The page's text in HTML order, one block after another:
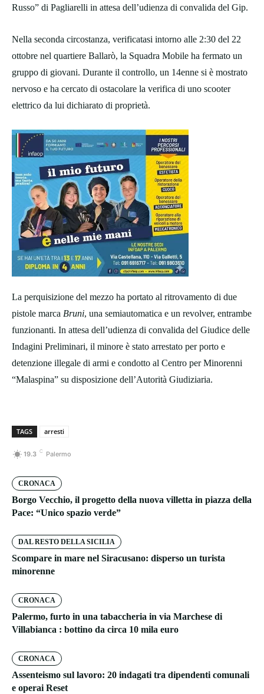
Russo” di Pagliarelli in attesa dell’udienza di convalida del Gip.
Nella seconda circostanza, verificatasi intorno alle 2:30 del 22
ottobre nel quartiere Ballarò, la Squadra Mobile ha fermato un
gruppo di giovani. Durante il controllo, un 14enne si è mostrato
nervoso e ha cercato di ostacolare la verifica di uno scooter
elettrico da lui dichiarato di proprietà.
La perquisizione del mezzo ha portato al ritrovamento di due
pistole marca Bruni, una semiautomatica e un revolver, entrambe
funzionanti. In attesa dell’udienza di convalida del Giudice delle
Indagini Preliminari, il minore è stato arrestato per porto e
detenzione illegale di armi e condotto al Centro per Minorenni
“Malaspina” su disposizione dell’Autorità Giudiziaria.
TAGS arresti
19.3 C Palermo
CRONACA
Borgo Vecchio, il progetto della nuova villetta in piazza della
Pace: “Unico spazio verde”
DAL RESTO DELLA SICILIA
Scompare in mare nel Siracusano: disperso un turista
minorenne
CRONACA
Palermo, furto in una tabaccheria in via Marchese di
Villabianca : bottino da circa 10 mila euro
CRONACA
Assenteismo sul lavoro: 20 indagati tra dipendenti comunali
e operai Reset